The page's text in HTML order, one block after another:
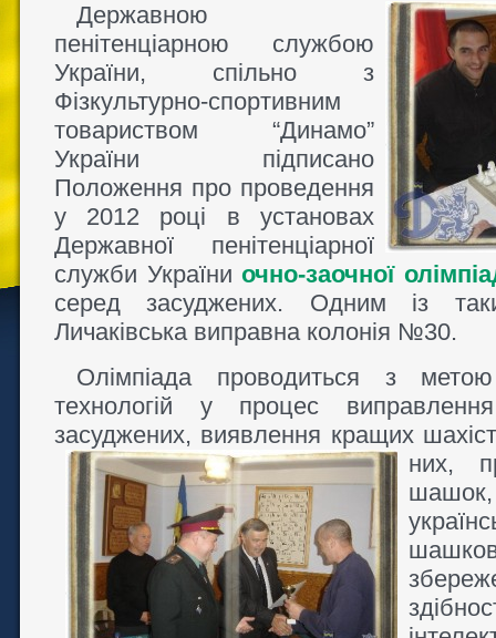
Державною
пенітенціарною службою
України, спільно з
Фізкультурно-спортивним
товариством “Динамо”
України підписано
Положення про проведення
у 2012 році в установах
Державної пенітенціарної
служби України очно-заочної
серед засуджених. Одним із
Личаківська виправна колонія №30.
Олімпіада проводиться з метою
технологій у процес виправлення
засуджених, виявлення кращих
них,